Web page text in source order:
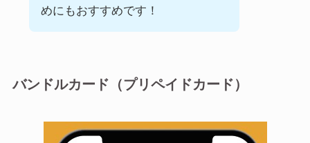
めにもおすすめです！
バンドルカード（プリペイドカード）